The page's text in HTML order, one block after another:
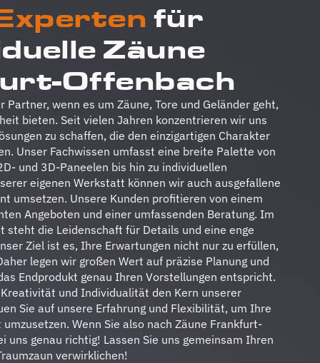
für
Zäune
Offenbach
wenn es um Zäune, Tore und Geländer geht,
bieten. Seit vielen Jahren konzentrieren wir uns
zu schaffen, die den einzigartigen Charakter
Unser Fachwissen umfasst eine breite Palette von
und 3D-Paneelen bis hin zu individuellen
eigenen Werkstatt können wir auch ausgefallene
umsetzen. Unsere Kunden profitieren von einem
Angeboten und einer umfassenden Beratung. Im
steht die Leidenschaft für Details und eine enge
Ziel ist es, Ihre Erwartungen nicht nur zu erfüllen,
legen wir großen Wert auf präzise Planung und
Endprodukt genau Ihren Vorstellungen entspricht.
und Individualität den Kern unserer
Sie auf unsere Erfahrung und Flexibilität, um Ihre
Wenn Sie also nach Zäune Frankfurt-
uns genau richtig! Lassen Sie uns gemeinsam Ihren
verwirklichen!